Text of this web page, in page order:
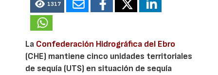
1317
La Confederación Hidrográfica del Ebro
(CHE) mantiene cinco unidades territoriales
de sequía (UTS) en situación de sequía